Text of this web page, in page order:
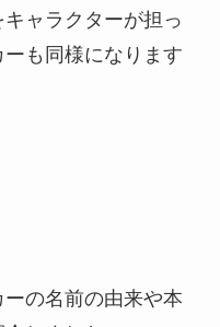
ャラクターが担っ
も同様になります
の名前の由来や本